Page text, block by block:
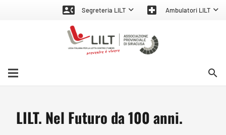
contact_phone Segreteria LILT local_hospital Ambulatori LILT
search
LILT. Nel Futuro da 100 anni.